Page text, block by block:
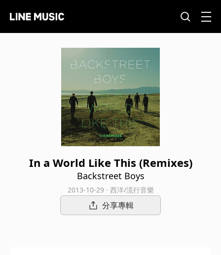
In a World Like This (Remixes)
Backstreet Boys
2013-10-29 · 西洋/流行音樂
分享專輯